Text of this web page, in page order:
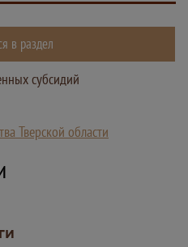
в раздел
субсидий
Тверской области